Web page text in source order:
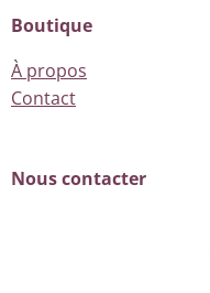
Boutique
À propos
Contact
Nous contacter